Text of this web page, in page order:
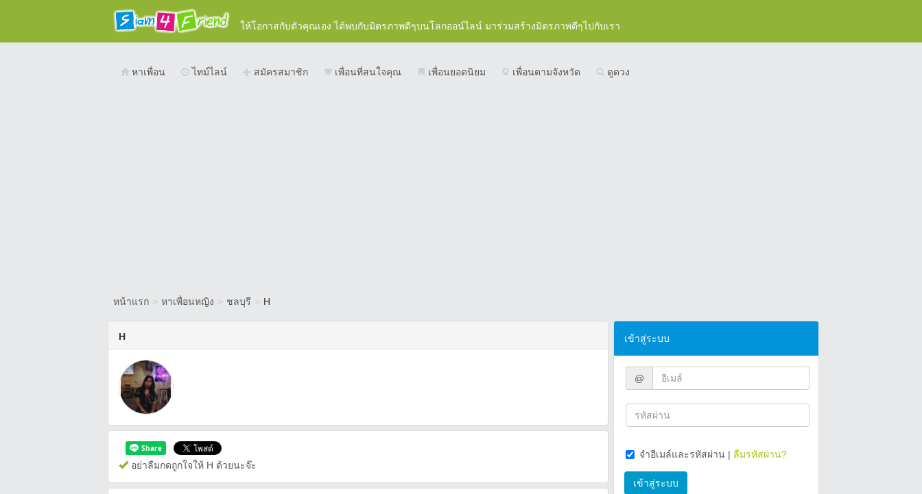
ให้โอกาสกับตัวคุณเอง ได้พบกับมิตรภาพดีๆบนโลกออน์ไลน์ มาร่วมสร้างมิตรภาพดีๆไปกับเรา
หาเพื่อน ไทม์ไลน์ สมัครสมาชิก เพื่อนที่สนใจคุณ เพื่อนยอดนิยม เพื่อนตามจังหวัด ดูดวง
หน้าแรก > หาเพื่อนหญิง > ชลบุรี > H
H
อย่าลืมกดถูกใจให้ H ด้วยนะจ๊ะ
เข้าสู่ระบบ
@
จำอีเมล์และรหัสผ่าน | ลืมรหัสผ่าน?
เข้าสู่ระบบ